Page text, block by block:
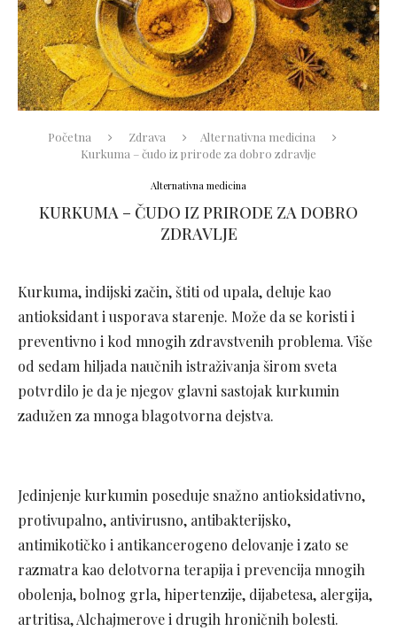
Početna Zdrava
Alternativna medicina
Kurkuma – čudo iz prirode za dobro zdravlje
Alternativna medicina
KURKUMA – ČUDO IZ PRIRODE ZA DOBRO
ZDRAVLJE
Kurkuma, indijski začin, štiti od upala, deluje kao
antioksidant i usporava starenje. Može da se koristi i
preventivno i kod mnogih zdravstvenih problema. Više
od sedam hiljada naučnih istraživanja širom sveta
potvrdilo je da je njegov glavni sastojak kurkumin
zadužen za mnoga blagotvorna dejstva.
Jedinjenje kurkumin poseduje snažno antioksidativno,
protivupalno, antivirusno, antibakterijsko,
antimikotičko i antikancerogeno delovanje i zato se
razmatra kao delotvorna terapija i prevencija mnogih
obolenja, bolnog grla, hipertenzije, dijabetesa, alergija,
artritisa, Alchajmerove i drugih hroničnih bolesti.